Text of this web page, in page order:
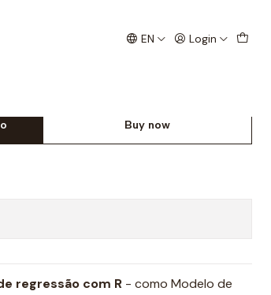
EN Login
R
Buy now
regressão com R - como Modelo de